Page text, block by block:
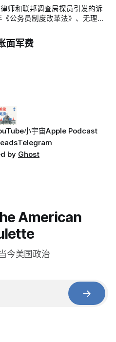
师和联邦调查局探员引发的诉
公务员制度改革法》、无理由
根·杰克勒（Megan Jackler）
面军费
小宇宙Apple Podcast
Telegram
by Ghost
American
今美国政治